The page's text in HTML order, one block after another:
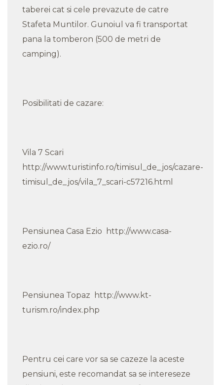
taberei cat si cele prevazute de catre
Stafeta Muntilor. Gunoiul va fi transportat
pana la tomberon (500 de metri de
camping).
Posibilitati de cazare:
Vila 7 Scari
http://www.turistinfo.ro/timisul_de_jos/cazare-
timisul_de_jos/vila_7_scari-c57216.html
Pensiunea Casa Ezio http://www.casa-
ezio.ro/
Pensiunea Topaz http://www.kt-
turism.ro/index.php
Pentru cei care vor sa se cazeze la aceste
pensiuni, este recomandat sa se intereseze